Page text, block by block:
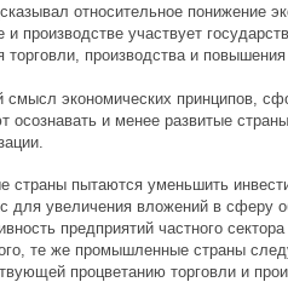
относительное понижение
и производстве участвует
торговли, производства и
смысл экономических принципов,
осознавать и менее развитые
страны пытаются уменьшить
для увеличения вложений в сферу
предприятий частного
те же промышленные страны
процветанию торговли и